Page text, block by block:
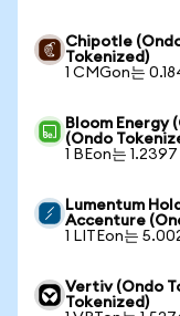
Chipotle
Tokenized)
1 CMGon는
Bloom Energy
(Ondo
1 BEon는
Lumentum
Accenture
1 LITEon는
Vertiv (Ondo
Tokenized)